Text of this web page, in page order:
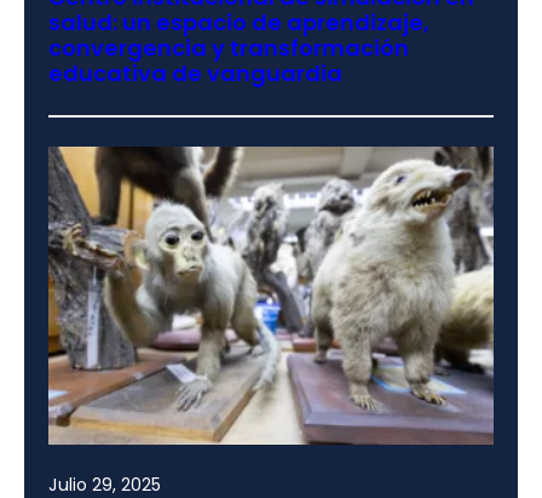
salud: un espacio de aprendizaje,
convergencia y transformación
educativa de vanguardia
Julio 29, 2025